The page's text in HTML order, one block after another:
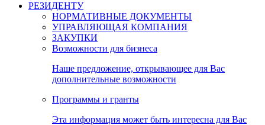
РЕЗИДЕНТУ
НОРМАТИВНЫЕ ДОКУМЕНТЫ
УПРАВЛЯЮЩАЯ КОМПАНИЯ
ЗАКУПКИ
Возможности для бизнеса
Наше предложение, открывающее для Вас
дополнительные возможности
Программы и гранты
Эта информация может быть интересна для Вас